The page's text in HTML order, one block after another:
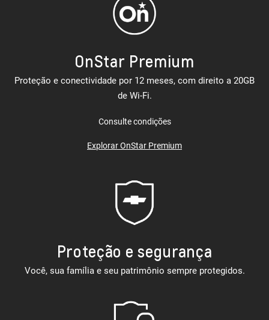
OnStar Premium
Proteção e conectividade por 12 meses, com direito a 20GB
de Wi-Fi.
Consulte condições
Explorar OnStar Premium
Proteção e segurança
Você, sua família e seu patrimônio sempre protegidos.